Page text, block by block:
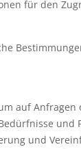
für den
auf
und